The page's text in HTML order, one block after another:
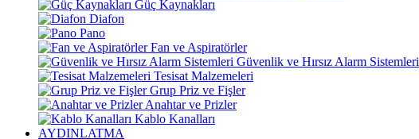
Güç Kaynakları
Diafon
Pano
Fan ve Aspiratörler
Güvenlik ve Hırsız Alarm Sistemleri
Tesisat Malzemeleri
Grup Priz ve Fişler
Anahtar ve Prizler
Kablo Kanalları
AYDINLATMA